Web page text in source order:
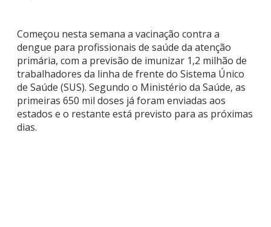
Começou nesta semana a vacinação contra a
dengue para profissionais de saúde da atenção
primária, com a previsão de imunizar 1,2 milhão de
trabalhadores da linha de frente do Sistema Único
de Saúde (SUS). Segundo o Ministério da Saúde, as
primeiras 650 mil doses já foram enviadas aos
estados e o restante está previsto para as próximas
dias.